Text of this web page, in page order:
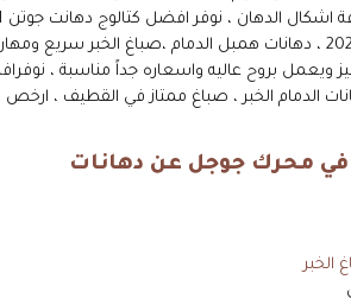
محرك جوجل عن دهانات
الخبر